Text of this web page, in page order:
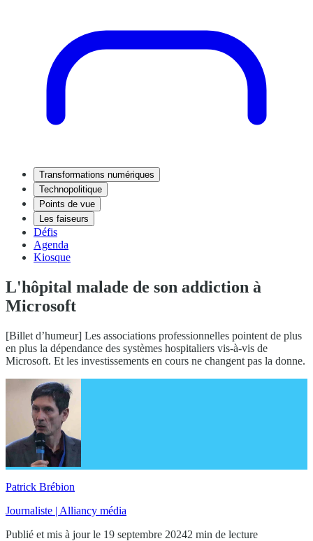
Transformations numériques
Technopolitique
Points de vue
Les faiseurs
Défis
Agenda
Kiosque
L'hôpital malade de son addiction à
Microsoft
[Billet d’humeur] Les associations professionnelles pointent de plus
en plus la dépendance des systèmes hospitaliers vis-à-vis de
Microsoft. Et les investissements en cours ne changent pas la donne.
Patrick Brébion
Journaliste | Alliancy média
Publié et mis à jour le 19 septembre 20242 min de lecture